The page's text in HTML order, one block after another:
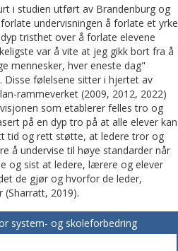
i studien utført av Brandenburg og
undervisningen å forlate et yrke
tristhet over å forlate elevene
var å vite at jeg gikk bort fra å
mennesker, hver eneste dag"
Disse følelsene sitter i hjertet av
rammeverket (2009, 2012, 2022)
som etablerer felles tro og
på en dyp tro på at alle elever kan
tid og rett støtte, at ledere tror og
å undervise til høye standarder når
og sist at ledere, lærere og elever
de gjør og hvorfor de leder,
2019).
system- og skoleforbedring